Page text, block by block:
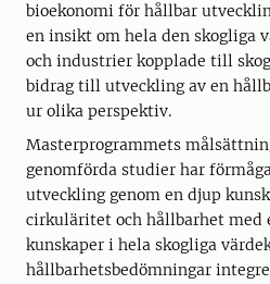
bioekonomi för hållbar
en insikt om hela den skogliga
och industrier kopplade till
bidrag till utveckling av en
ur olika perspektiv.
Masterprogrammets
genomförda studier har
utveckling genom en djup
cirkuläritet och hållbarhet med
kunskaper i hela skogliga
hållbarhetsbedömningar